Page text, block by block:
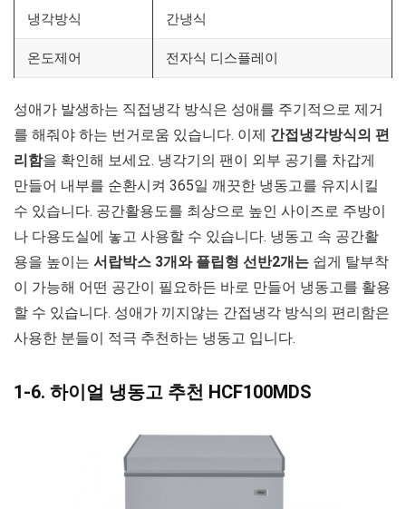
냉각방식 간냉식
온도제어 전자식 디스플레이
성애가 발생하는 직접냉각 방식은 성애를 주기적으로 제거
를 해줘야 하는 번거로움 있습니다. 이제 간접냉각방식의 편
리함을 확인해 보세요. 냉각기의 팬이 외부 공기를 차갑게
만들어 내부를 순환시켜 365일 깨끗한 냉동고를 유지시킬
수 있습니다. 공간활용도를 최상으로 높인 사이즈로 주방이
나 다용도실에 놓고 사용할 수 있습니다. 냉동고 속 공간활
용을 높이는 서랍박스 3개와 플립형 선반2개는 쉽게 탈부착
이 가능해 어떤 공간이 필요하든 바로 만들어 냉동고를 활용
할 수 있습니다. 성애가 끼지않는 간접냉각 방식의 편리함은
사용한 분들이 적극 추천하는 냉동고 입니다.
1-6. 하이얼 냉동고 추천 HCF100MDS